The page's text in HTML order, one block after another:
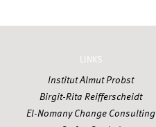
LINKS
Institut Almut Probst
Birgit-Rita Reifferscheidt
El-Nomany Change Consulting